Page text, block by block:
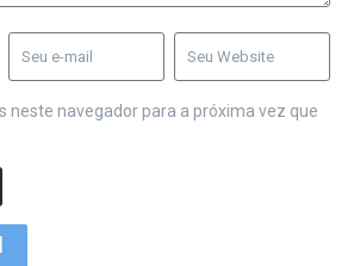
neste navegador para a próxima vez que